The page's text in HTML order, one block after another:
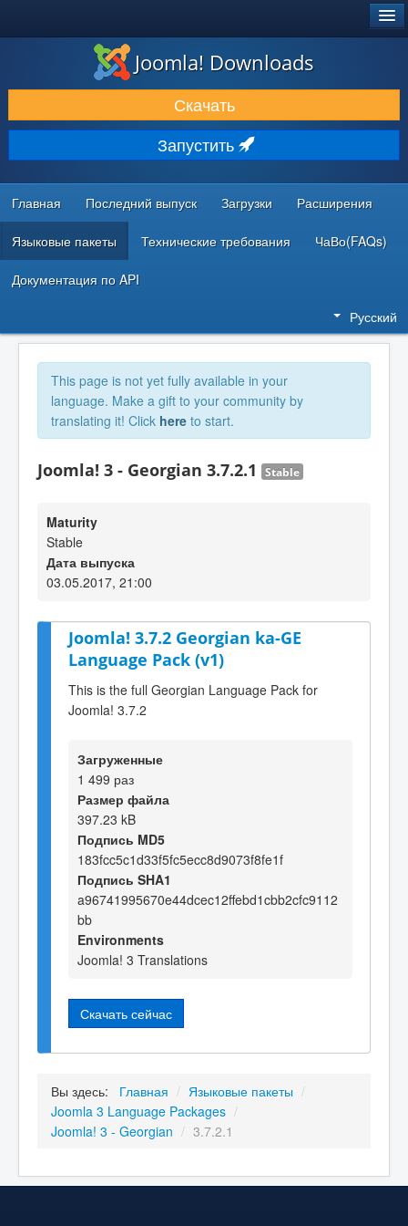
ЗАГРУЗКИ И РАСШИРЕНИЯ
ДОКУМЕНТАЦИЯ И ОБУЧЕНИЕ
СООБЩЕСТВО И ПОДДЕРЖКА
РЕСУРСЫ ДЛЯ РАЗРАБОТЧИКОВ
Joomla! Downloads
Скачать
Запустить
Главная Последний выпуск Загрузки Расширения
Языковые пакеты Технические требования ЧаВо(FAQs)
Документация по API
Русский
This page is not yet fully available in your
language. Make a gift to your community by
translating it! Click here to start.
Joomla! 3 - Georgian 3.7.2.1 Stable
Maturity
Stable
Дата выпуска
03.05.2017, 21:00
Joomla! 3.7.2 Georgian ka-GE
Language Pack (v1)
This is the full Georgian Language Pack for
Joomla! 3.7.2
Загруженные
1 499 раз
Размер файла
397.23 kB
Подпись MD5
183fcc5c1d33f5fc5ecc8d9073f8fe1f
Подпись SHA1
a96741995670e44dcec12ffebd1cbb2cfc9112
bb
Environments
Joomla! 3 Translations
Скачать сейчас
Вы здесь: Главная / Языковые пакеты /
Joomla 3 Language Packages /
Joomla! 3 - Georgian / 3.7.2.1